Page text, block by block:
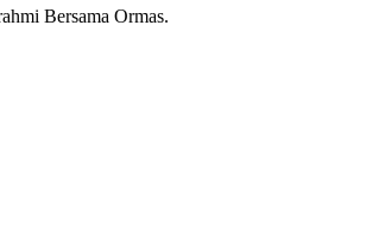
Bersama Ormas.